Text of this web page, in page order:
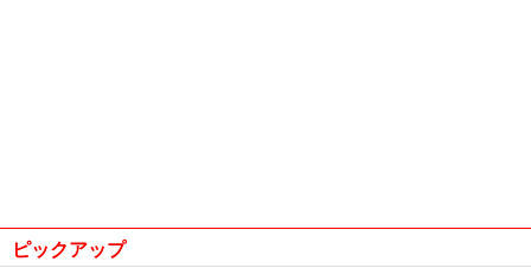
ピックアップ